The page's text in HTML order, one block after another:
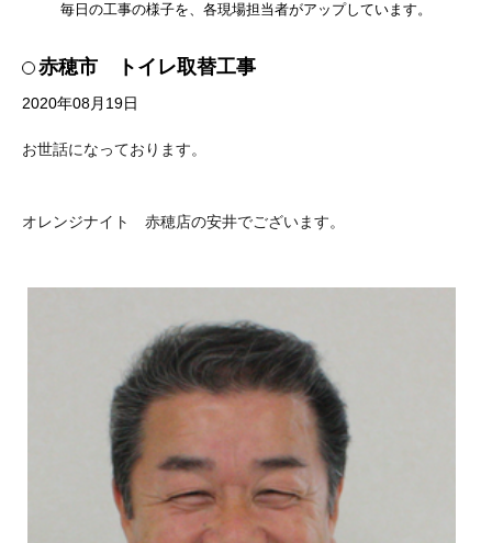
毎日の工事の様子を、各現場担当者がアップしています。
赤穂市 トイレ取替工事
2020年08月19日
お世話になっております。
オレンジナイト 赤穂店の安井でございます。